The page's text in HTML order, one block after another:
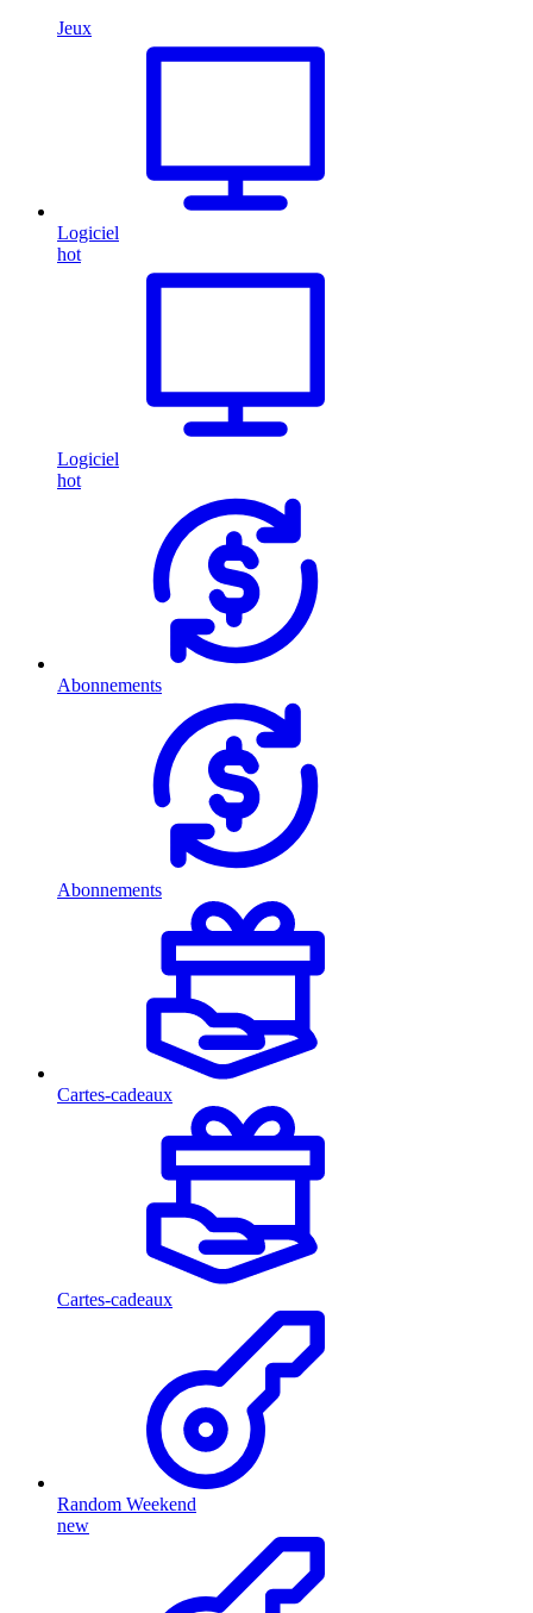
Jeux
Logiciel
hot
Logiciel
hot
Abonnements
Abonnements
Cartes-cadeaux
Cartes-cadeaux
Random Weekend
new